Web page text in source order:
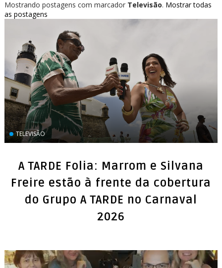
Mostrando postagens com marcador Televisão. Mostrar todas
as postagens
TELEVISÃO
A TARDE Folia: Marrom e Silvana
Freire estão à frente da cobertura
do Grupo A TARDE no Carnaval
2026